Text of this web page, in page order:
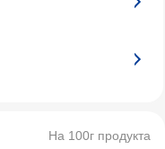
На 100г продукта